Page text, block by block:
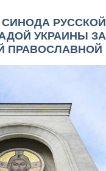
УКРАИНЫ
ПРАВОСЛАВНОЙ